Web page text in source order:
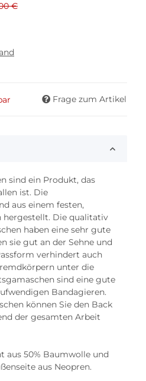
€
Frage zum Artikel
sind ein Produkt, das
ist. Die
aus einem festen,
hergestellt. Die qualitativ
haben eine sehr gute
sie gut an der Sehne und
verhindert auch
unter die
sind eine gute
Bandagieren.
können Sie den Back
der gesamten Arbeit
aus 50% Baumwolle und
aus Neopren.